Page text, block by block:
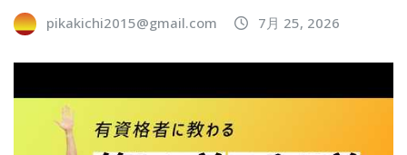
pikakichi2015@gmail.com 7月 25, 2026